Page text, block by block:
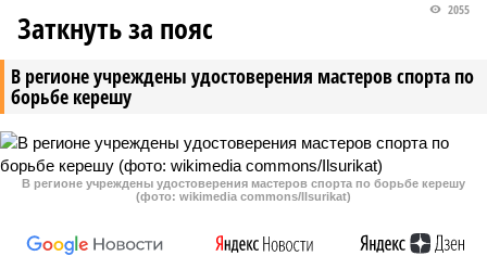
В регионе учреждены удостоверения мастеров спорта по
борьбе керешу
2055
Заткнуть за пояс
В регионе учреждены удостоверения мастеров спорта по борьбе керешу
(фото: wikimedia commons/Ilsurikat)